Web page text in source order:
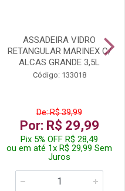
ASSADEIRA VIDRO
RETANGULAR MARINEX C/
ALCAS GRANDE 3,5L
Código: 133018
De: R$ 39,99
Por: R$ 29,99
Pix 5% OFF R$ 28,49
ou em até 1x R$ 29,99 Sem
Juros